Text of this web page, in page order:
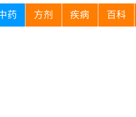
药 方剂 疾病 百科